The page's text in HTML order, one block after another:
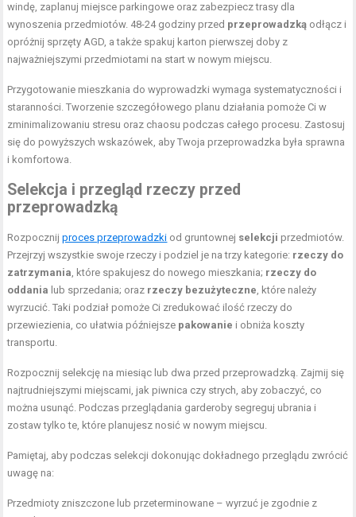
windę, zaplanuj miejsce parkingowe oraz zabezpiecz trasy dla
wynoszenia przedmiotów. 48-24 godziny przed przeprowadzką odłącz i
opróżnij sprzęty AGD, a także spakuj karton pierwszej doby z
najważniejszymi przedmiotami na start w nowym miejscu.
Przygotowanie mieszkania do wyprowadzki wymaga systematyczności i
staranności. Tworzenie szczegółowego planu działania pomoże Ci w
zminimalizowaniu stresu oraz chaosu podczas całego procesu. Zastosuj
się do powyższych wskazówek, aby Twoja przeprowadzka była sprawna
i komfortowa.
Selekcja i przegląd rzeczy przed
przeprowadzką
Rozpocznijproces przeprowadzki od gruntownej selekcji przedmiotów.
Przejrzyj wszystkie swoje rzeczy i podziel je na trzy kategorie: rzeczy do
zatrzymania, które spakujesz do nowego mieszkania; rzeczy do
oddania lub sprzedania; oraz rzeczy bezużyteczne, które należy
wyrzucić. Taki podział pomoże Ci zredukować ilość rzeczy do
przewiezienia, co ułatwia późniejsze pakowanie i obniża koszty
transportu.
Rozpocznij selekcję na miesiąc lub dwa przed przeprowadzką. Zajmij się
najtrudniejszymi miejscami, jak piwnica czy strych, aby zobaczyć, co
można usunąć. Podczas przeglądania garderoby segreguj ubrania i
zostaw tylko te, które planujesz nosić w nowym miejscu.
Pamiętaj, aby podczas selekcji dokonując dokładnego przeglądu zwrócić
uwagę na:
Przedmioty zniszczone lub przeterminowane – wyrzuć je zgodnie z